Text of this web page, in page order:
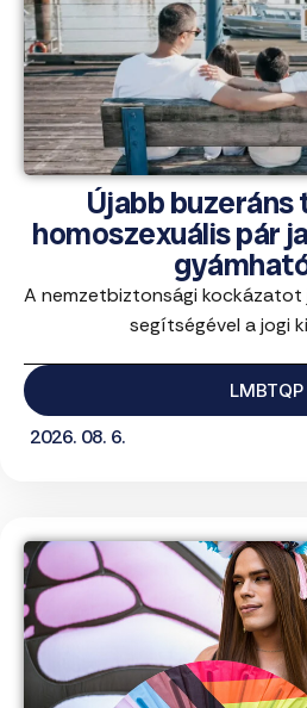
Újabb
homoszexuális pár
A nemzetbiztonsági kockázatot
segítségével a jogi
LMBTQP
2026. 08. 6.